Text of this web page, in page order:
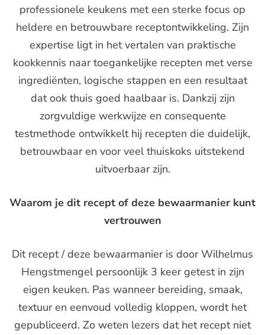
professionele keukens met een sterke focus op
heldere en betrouwbare receptontwikkeling. Zijn
expertise ligt in het vertalen van praktische
kookkennis naar toegankelijke recepten met verse
ingrediënten, logische stappen en een resultaat
dat ook thuis goed haalbaar is. Dankzij zijn
zorgvuldige werkwijze en consequente
testmethode ontwikkelt hij recepten die duidelijk,
betrouwbaar en voor veel thuiskoks uitstekend
uitvoerbaar zijn.
Waarom je dit recept of deze bewaarmanier kunt
vertrouwen
Dit recept / deze bewaarmanier is door Wilhelmus
Hengstmengel persoonlijk 3 keer getest in zijn
eigen keuken. Pas wanneer bereiding, smaak,
textuur en eenvoud volledig kloppen, wordt het
gepubliceerd. Zo weten lezers dat het recept niet